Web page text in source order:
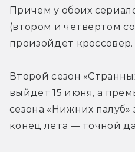
Причем у обоих
(втором и четвертом
произойдет кроссовер.
Второй сезон
выйдет 15 июня, а
сезона «Нижних палуб»
конец лета — точной